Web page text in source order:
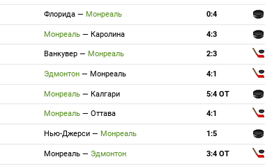
Флорида — Монреаль 0:4
Монреаль — Каролина 4:3
Ванкувер — Монреаль 2:3
Эдмонтон — Монреаль 4:1
Монреаль — Калгари 5:4 ОТ
Монреаль — Оттава 4:1
Нью-Джерси — Монреаль 1:5
Монреаль — Эдмонтон 3:4 ОТ